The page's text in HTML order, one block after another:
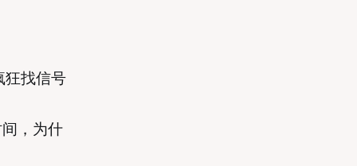
狂找信号
，为什